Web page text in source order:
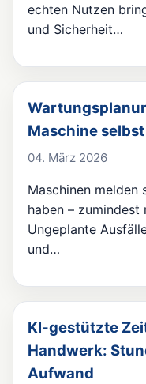
echten Nutzen
und Sicherheit…
Maschine
04. März 2026
Maschinen melden
haben –
Ungeplante
und…
KI-gestützte
Handwerk:
Aufwand